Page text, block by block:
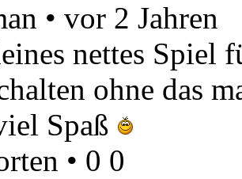
• vor 2 Jahren
nettes Spiel
ohne das
Spaß
• 0 0